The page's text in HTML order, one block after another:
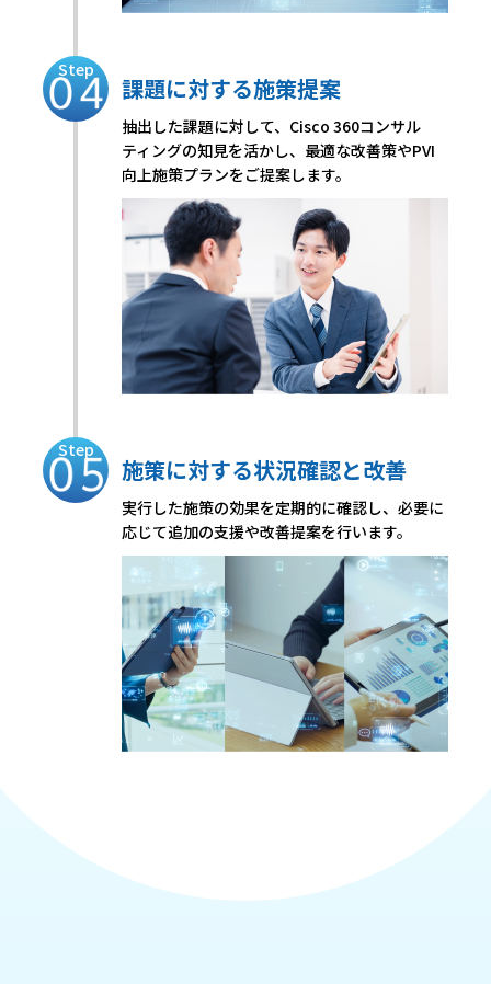
Step
課題に対する施策提案
抽出した課題に対して、Cisco 360コンサル
ティングの知見を活かし、最適な改善策やPVI
向上施策プランをご提案します。
Step
施策に対する状況確認と改善
実行した施策の効果を定期的に確認し、必要に
応じて追加の支援や改善提案を行います。